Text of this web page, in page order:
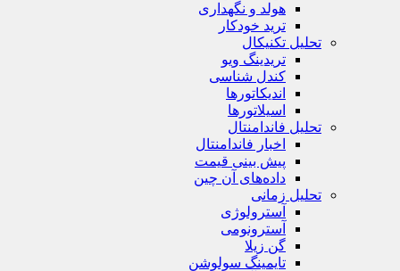
هولد و نگهداری
ترید خودکار
تحلیل تکنیکال
تریدینگ ویو
کندل شناسی
اندیکاتورها
اسیلاتورها
تحلیل فاندامنتال
اخبار فاندامنتال
پیش بینی قیمت
داده‌های آن چین
تحلیل زمانی
آسترولوژی
آسترونومی
گن زیلا
تايمينگ سولوشن